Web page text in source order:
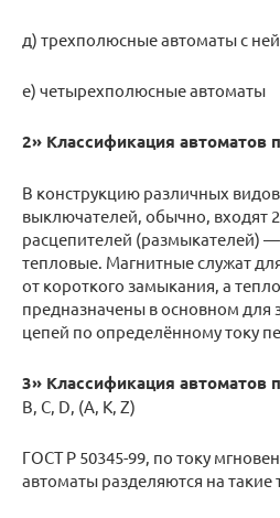
д) трехполюсные автоматы с
е) четырехполюсные автоматы
2» Классификация автоматов
В конструкцию различных
выключателей, обычно, входят
расцепителей (размыкателей)
тепловые. Магнитные служат
от короткого замыкания, а
предназначены в основном для
цепей по определённому току
3» Классификация автоматов
В, С, D, (A, K, Z)
ГОСТ Р 50345-99, по току
автоматы разделяются на такие